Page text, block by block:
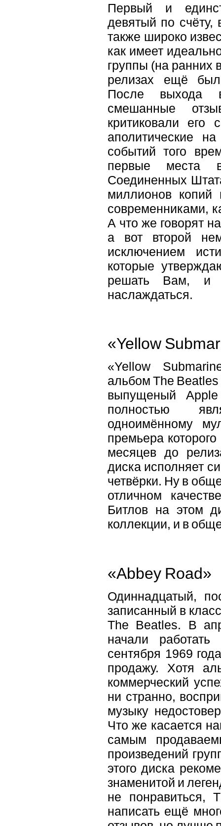
Первый и
девятый по
также широко
как имеет
группы (на ранних
релизах ещё
После выхода
смешанные
критиковали его
аполитические
событий того
первые места
Соединенных
миллионов копий
современниками,
А что же говорят
а вот второй
исключением
которые
решать Вам, и
наслаждаться.
«Yellow
«Yellow
альбом The
выпущеный
полностью
одноимённому
премьера
месяцев до
диска исполняет
четвёрки. Ну в
отличном
Битлов на этом
коллекции, и в
«Abbey Road»
Одиннадцатый,
записанный в
The Beatles. В
начали
сентября 1969
продажу. Хотя
коммерческий
ни странно,
музыку
Что же касается
самым
произведений
этого диска
знаменитой и
не понравиться,
написать ещё